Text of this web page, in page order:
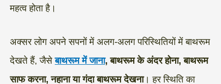
p
m
महत्व होता है।
अक्सर लोग अपने सपनों में अलग-अलग परिस्थितियों में बाथरूम
देखते हैं, जैसेबाथरूम में जाना, बाथरूम के अंदर होना, बाथरूम
साफ करना, नहाना या गंदा बाथरूम देखना। हर स्थिति का